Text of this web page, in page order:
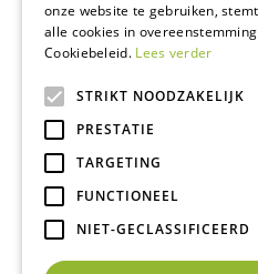
Tuincentrum
Dierenwinkel
Tuinplanten
Kamerplanten
Moestuin
Boeketten
Vijver
onze website te gebruiken,
alle cookies in
Cookiebeleid. Lees verder
STRIKT NOODZAKELIJK
PRESTATIE
TARGETING
FUNCTIONEEL
NIET-GECLASSIFICEERD